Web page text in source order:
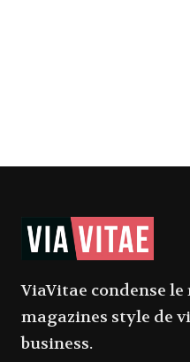
ViaVitae condense
magazines style de
business.